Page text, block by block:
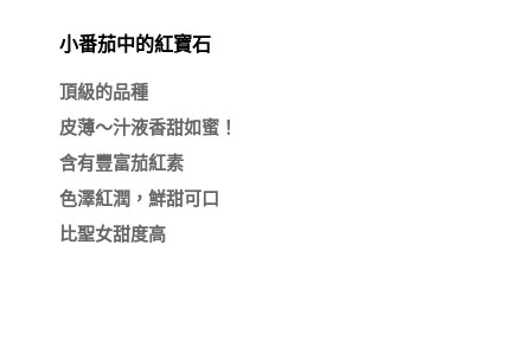
小番茄中的紅寶石
頂級的品種
皮薄～汁液香甜如蜜！
含有豐富茄紅素
色澤紅潤，鮮甜可口